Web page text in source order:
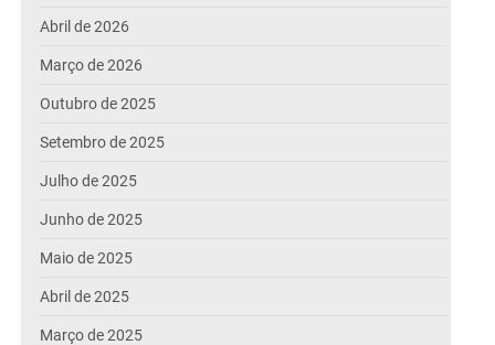
Abril de 2026
Março de 2026
Outubro de 2025
Setembro de 2025
Julho de 2025
Junho de 2025
Maio de 2025
Abril de 2025
Março de 2025